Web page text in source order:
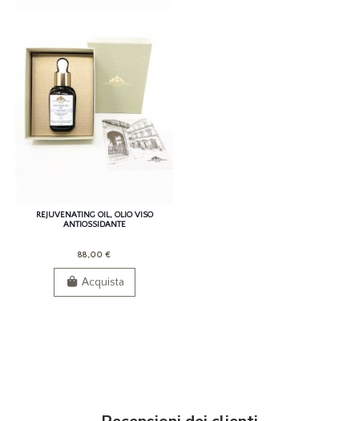
REJUVENATING OIL, OLIO VISO
ANTIOSSIDANTE
88,00 €
Acquista